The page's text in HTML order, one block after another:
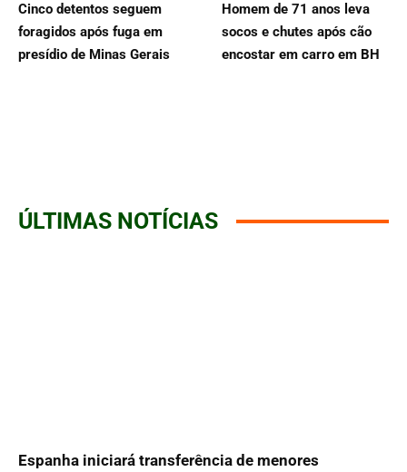
Cinco detentos seguem
foragidos após fuga em
presídio de Minas Gerais
Homem de 71 anos leva
socos e chutes após cão
encostar em carro em BH
ÚLTIMAS NOTÍCIAS
Espanha iniciará transferência de menores